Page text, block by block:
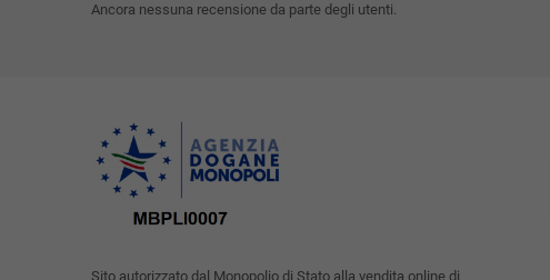
Ancora nessuna recensione da parte degli utenti.
Sito autorizzato dal Monopolio di Stato alla vendita online di